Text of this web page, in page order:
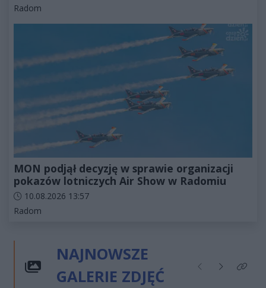
Kategorie artykułu:
Radom
MON podjął decyzję w sprawie organizacji
pokazów lotniczych Air Show w Radomiu
Data dodania artykułu:
10.08.2026 13:57
Kategorie artykułu:
Radom
NAJNOWSZE
GALERIE ZDJĘĆ
Poprzednie
NastępneKliknij